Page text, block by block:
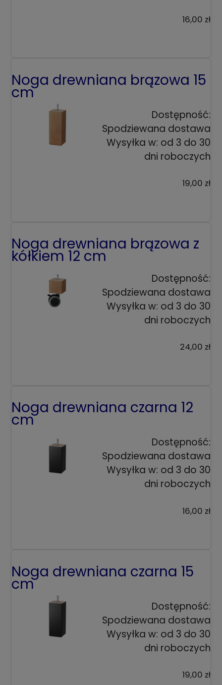
16,00 zł
Noga drewniana brązowa 15
cm
Dostępność:
Spodziewana dostawa
Wysyłka w: od 3 do 30
dni roboczych
19,00 zł
Noga drewniana brązowa z
kółkiem 12 cm
Dostępność:
Spodziewana dostawa
Wysyłka w: od 3 do 30
dni roboczych
24,00 zł
Noga drewniana czarna 12
cm
Dostępność:
Spodziewana dostawa
Wysyłka w: od 3 do 30
dni roboczych
16,00 zł
Noga drewniana czarna 15
cm
Dostępność:
Spodziewana dostawa
Wysyłka w: od 3 do 30
dni roboczych
19,00 zł